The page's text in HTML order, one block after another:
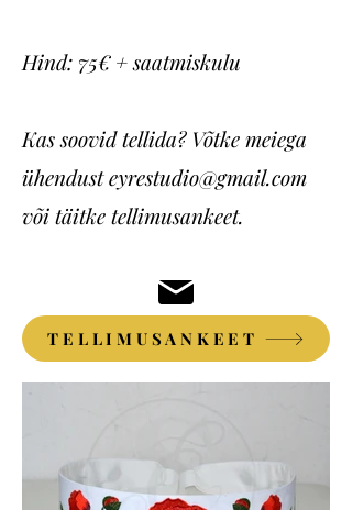
Hind: 75€ + saatmiskulu
Kas soovid tellida? Võtke meiega
ühendusteyrestudio@gmail.com
või täitke tellimusankeet.
TELLIMUSANKEET